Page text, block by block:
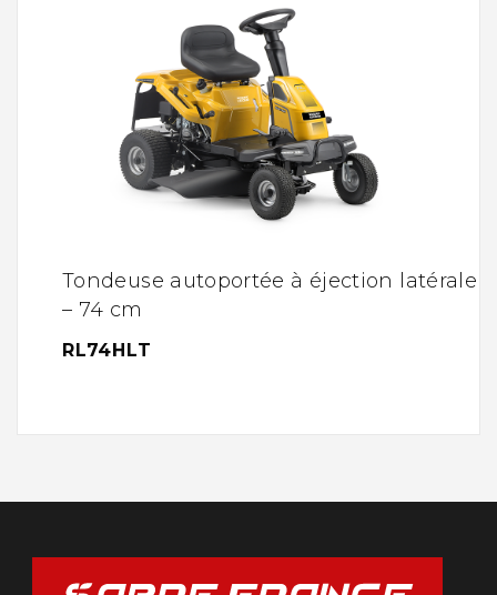
Tondeuse autoportée à éjection latérale
– 74 cm
RL74HLT